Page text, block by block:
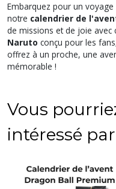
Embarquez pour un
notre calendrier de
de missions et de joie avec
Naruto conçu pour les
offrez à un proche, une
mémorable !
Vous
intéressé par